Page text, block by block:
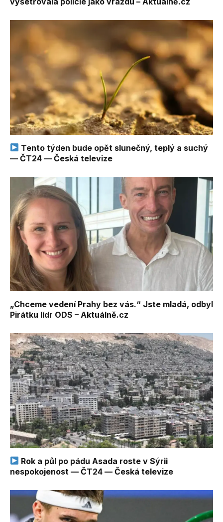
Tento týden bude opět slunečný, teplý a suchý
— ČT24 — Česká televize
„Chceme vedení Prahy bez vás.“ Jste mladá, odbyl
Pirátku lídr ODS – Aktuálně.cz
Rok a půl po pádu Asada roste v Sýrii
nespokojenost — ČT24 — Česká televize